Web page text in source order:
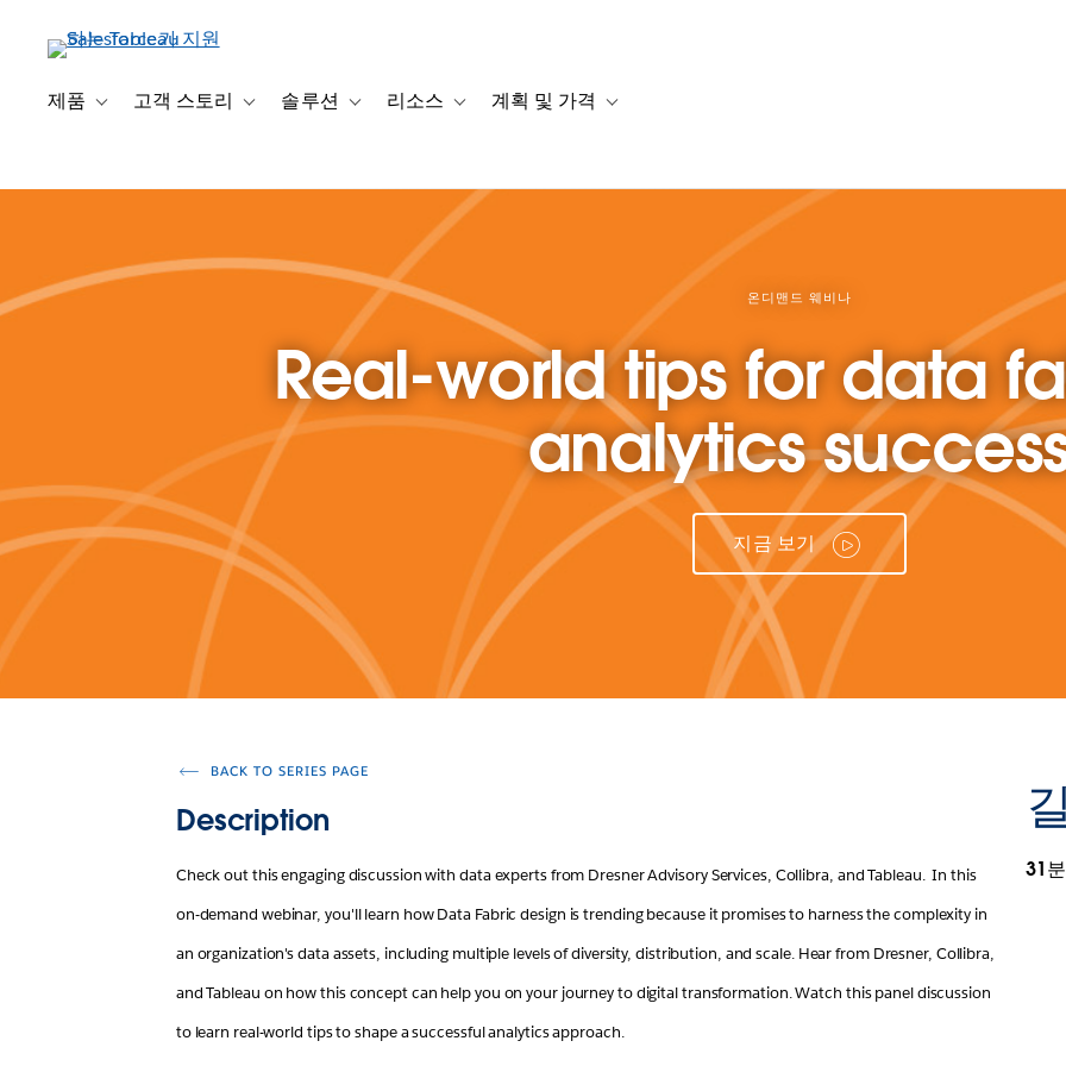
건
제품 Toggle sub-navigation for 제품
고객 스토리 Toggle sub-navigation for 고객 스토리
솔루션 Toggle sub-navigation for 솔루션
리소스 Toggle sub-navigation for 리소스
계획 및 가격 Toggle sub-navigation for 계획 및 가격
온디맨드 웨비나
Real-world tips for data
analytics
지금 보기
BACK TO SERIES PAGE
Description
Check out this engaging discussion with data experts from Dresner Advisory Services, Collibra, and Tableau.  In this
on-demand webinar, you'll learn how Data Fabric design is trending because it promises to harness the complexity in
an organization's data assets, including multiple levels of diversity, distribution, and scale. Hear from Dresner, Collibra,
and Tableau on how this concept can help you on your journey to digital transformation. Watch this panel discussion
to learn real-world tips to shape a successful analytics approach.
31분